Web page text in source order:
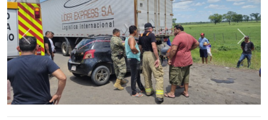
Anterior